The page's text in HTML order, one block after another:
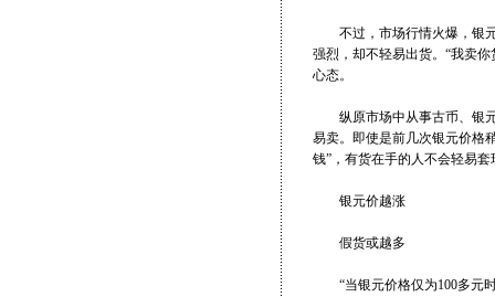
不过，市场行情火爆，银元
强烈，却不轻易出货。“我卖
心态。
纵原市场中从事古币、银元
易卖。即使是前几次银元价格
钱”，有货在手的人不会轻易
银元价越涨
假货或越多
“当银元价格仅为100多元时